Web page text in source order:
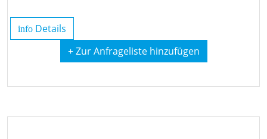
info Details
+ Zur Anfrageliste hinzufügen